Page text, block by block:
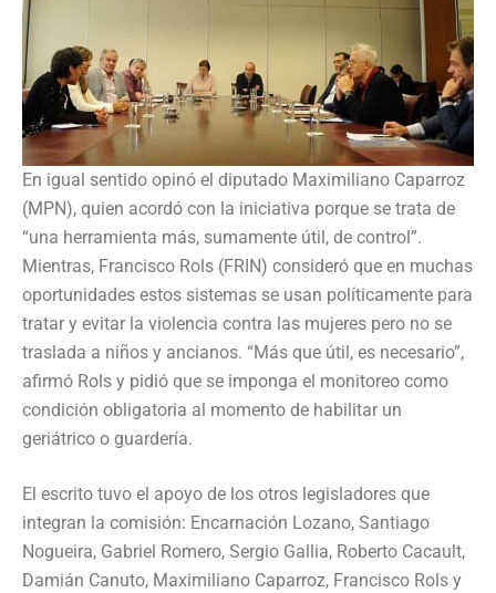
En igual sentido opinó el diputado Maximiliano Caparroz
(MPN), quien acordó con la iniciativa porque se trata de
“una herramienta más, sumamente útil, de control”.
Mientras, Francisco Rols (FRIN) consideró que en muchas
oportunidades estos sistemas se usan políticamente para
tratar y evitar la violencia contra las mujeres pero no se
traslada a niños y ancianos. “Más que útil, es necesario”,
afirmó Rols y pidió que se imponga el monitoreo como
condición obligatoria al momento de habilitar un
geriátrico o guardería.
El escrito tuvo el apoyo de los otros legisladores que
integran la comisión: Encarnación Lozano, Santiago
Nogueira, Gabriel Romero, Sergio Gallia, Roberto Cacault,
Damián Canuto, Maximiliano Caparroz, Francisco Rols y